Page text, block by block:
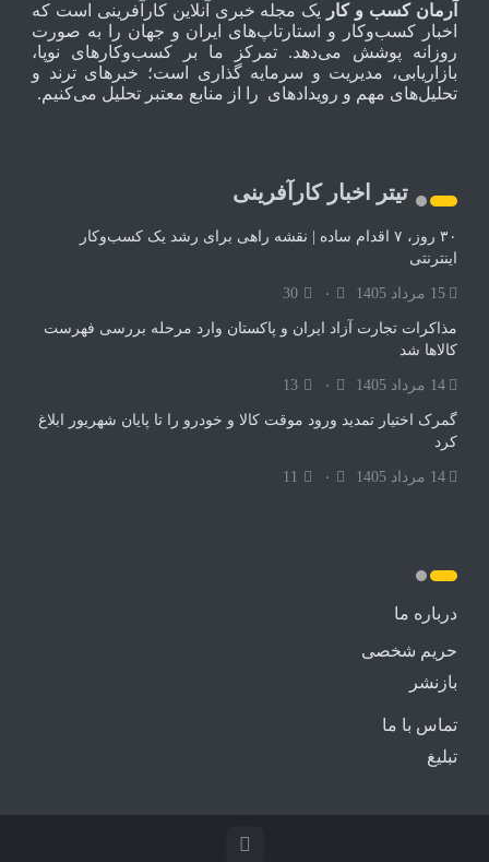
آرمان کسب و کار
یک مجله خبری آنلاین کارآفرینی است که
اخبار کسب‌وکار و استارتاپ‌های ایران و جهان را به صورت
روزانه پوشش می‌دهد. تمرکز ما بر کسب‌وکارهای نوپا،
بازاریابی، مدیریت و سرمایه گذاری است؛ خبرهای ترند و
تحلیل‌های مهم و رویدادهای را از منابع معتبر تحلیل می‌کنیم.
تیتر اخبار کارآفرینی
۳۰ روز، ۷ اقدام ساده | نقشه راهی برای رشد یک کسب‌وکار
اینترنتی
15 مرداد 1405 30
مذاکرات تجارت آزاد ایران و پاکستان وارد مرحله بررسی فهرست
کالاها شد
14 مرداد 1405 13
گمرک اختیار تمدید ورود موقت کالا و خودرو را تا پایان شهریور ابلاغ
کرد
14 مرداد 1405 11
درباره ما
حریم شخصی
بازنشر
تماس با ما
تبلیغ